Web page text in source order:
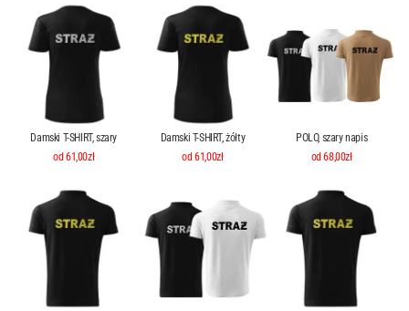
Damski T-SHIRT, szary
od 61,00zł
Damski T-SHIRT, żółty
od 61,00zł
POLO, szary napis
od 68,00zł